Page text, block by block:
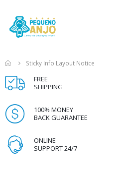
Sticky Info Layout Notice
FREE
SHIPPING
100% MONEY
BACK GUARANTEE
ONLINE
SUPPORT 24/7